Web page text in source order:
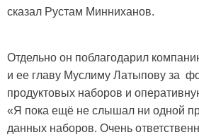
сказал Рустам Минниханов.
Отдельно он поблагодарил
и ее главу Муслиму Латыпову за
продуктовых наборов и
«Я пока ещё не слышал ни одной
данных наборов. Очень